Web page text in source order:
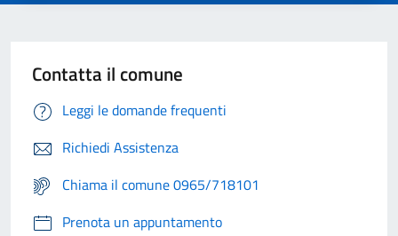
Contatta il comune
Leggi le domande frequenti
Richiedi Assistenza
Chiama il comune 0965/718101
Prenota un appuntamento